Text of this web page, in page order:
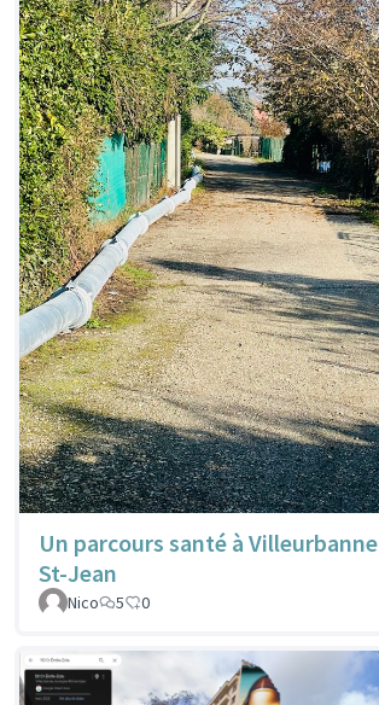
Un parcours santé à Villeurbanne
St-Jean
Nico
5 0